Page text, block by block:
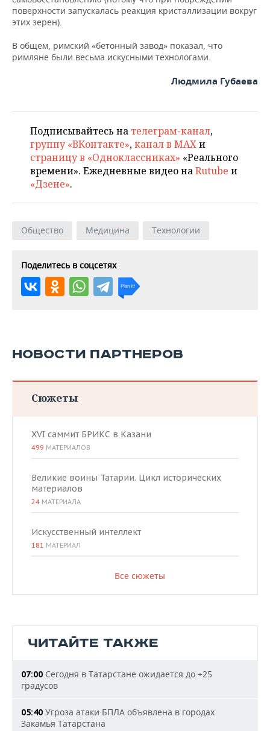
поверхности запускалась реакция кристаллизации вокруг
этих зерен).
В общем, римский «бетонный завод» показал, что
римляне были весьма искусными технологами.
Людмила Губаева
Подписывайтесь на телеграм-канал,
группу «ВКонтакте»,канал в MAXи
страницу в «Одноклассниках» «Реального
времени». Ежедневные видео наRutube и
«Дзене».
Общество Медицина Технологии
Поделитесь в соцсетях
НОВОСТИ ПАРТНЕРОВ
Сюжеты
XVI саммит БРИКС в Казани
499 МАТЕРИАЛОВ
Великие воины Татарии. Цикл исторических
материалов
24 МАТЕРИАЛА
Искусственный интеллект
181 МАТЕРИАЛ
Все сюжеты
ЧИТАЙТЕ ТАКЖЕ
07:00 Сегодня в Татарстане ожидается до +25
градусов
05:40 Угроза атаки БПЛА объявлена в городах
Закамья Татарстана